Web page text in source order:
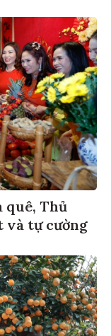
quê, Thủ
và tự cường